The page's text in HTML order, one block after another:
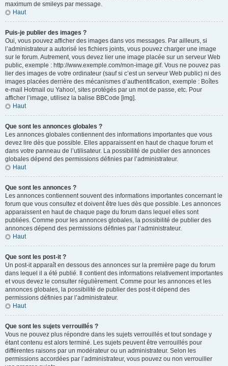
maximum de smileys par message.
Haut
Puis-je publier des images ?
Oui, vous pouvez afficher des images dans vos messages. Par ailleurs, si
l’administrateur a autorisé les fichiers joints, vous pouvez charger une image
sur le forum. Autrement, vous devez lier une image placée sur un serveur Web
public, exemple : http://www.exemple.com/mon-image.gif. Vous ne pouvez pas
lier des images de votre ordinateur (sauf si c’est un serveur Web public) ni des
images placées derrière des mécanismes d’authentification, exemple : Boîtes
e-mail Hotmail ou Yahoo!, sites protégés par un mot de passe, etc. Pour
afficher l’image, utilisez la balise BBCode [img].
Haut
Que sont les annonces globales ?
Les annonces globales contiennent des informations importantes que vous
devez lire dès que possible. Elles apparaissent en haut de chaque forum et
dans votre panneau de l’utilisateur. La possibilité de publier des annonces
globales dépend des permissions définies par l’administrateur.
Haut
Que sont les annonces ?
Les annonces contiennent souvent des informations importantes concernant le
forum que vous consultez et doivent être lues dès que possible. Les annonces
apparaissent en haut de chaque page du forum dans lequel elles sont
publiées. Comme pour les annonces globales, la possibilité de publier des
annonces dépend des permissions définies par l’administrateur.
Haut
Que sont les post-it ?
Un post-it apparaît en dessous des annonces sur la première page du forum
dans lequel il a été publié. Il contient des informations relativement importantes
et vous devez le consulter régulièrement. Comme pour les annonces et les
annonces globales, la possibilité de publier des post-it dépend des
permissions définies par l’administrateur.
Haut
Que sont les sujets verrouillés ?
Vous ne pouvez plus répondre dans les sujets verrouillés et tout sondage y
étant contenu est alors terminé. Les sujets peuvent être verrouillés pour
différentes raisons par un modérateur ou un administrateur. Selon les
permissions accordées par l’administrateur, vous pouvez ou non verrouiller